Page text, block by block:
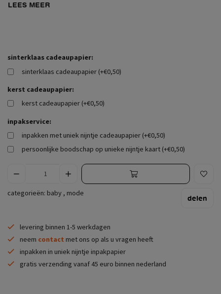
LEES MEER
sinterklaas cadeaupapier:
sinterklaas cadeaupapier (+€0,50)
kerst cadeaupapier:
kerst cadeaupapier (+€0,50)
inpakservice:
inpakken met uniek nijntje cadeaupapier (+€0,50)
persoonlijke boodschap op unieke nijntje kaart (+€0,50)
categorieën: baby , mode
delen
levering binnen 1-5 werkdagen
neem contact met ons op als u vragen heeft
inpakken in uniek nijntje inpakpapier
gratis verzending vanaf 45 euro binnen nederland